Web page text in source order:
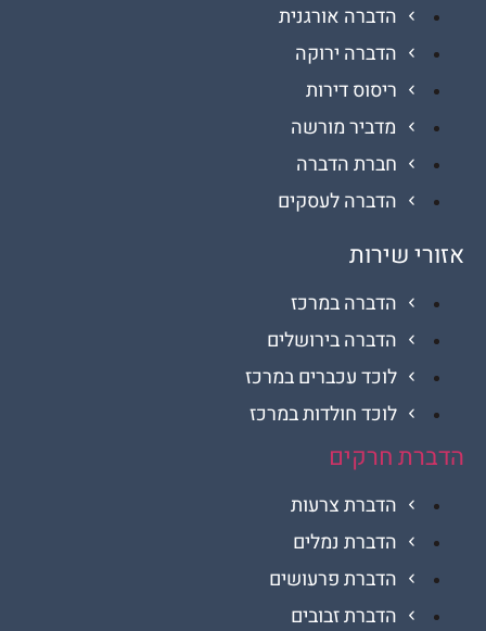
הדברה אורגנית
הדברה ירוקה
ריסוס דירות
מדביר מורשה
חברת הדברה
הדברה לעסקים
שירות
הדברה במרכז
הדברה בירושלים
לוכד עכברים במרכז
לוכד חולדות במרכז
חרקים
הדברת צרעות
הדברת נמלים
הדברת פרעושים
הדברת זבובים